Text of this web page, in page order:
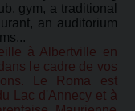
gym, a traditional
an auditorium
à Albertville en
le cadre de vos
Le Roma est
Lac d'Annecy et à